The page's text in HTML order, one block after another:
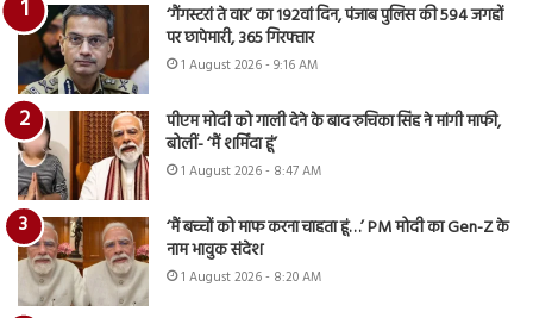
‘गैंगस्टरां ते वार’ का 192वां दिन, पंजाब पुलिस की 594 जगहों
पर छापेमारी, 365 गिरफ्तार
1 August 2026 - 9:16 AM
पीएम मोदी को गाली देने के बाद रुचिका सिंह ने मांगी माफी,
बोलीं- ‘मैं शर्मिंदा हूं’
1 August 2026 - 8:47 AM
‘मैं बच्चों को माफ करना चाहता हूं…’ PM मोदी का Gen-Z के
नाम भावुक संदेश
1 August 2026 - 8:20 AM